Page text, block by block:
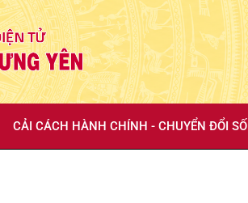
CẢI CÁCH HÀNH CHÍNH - CHUYỂN ĐỔI SỐ